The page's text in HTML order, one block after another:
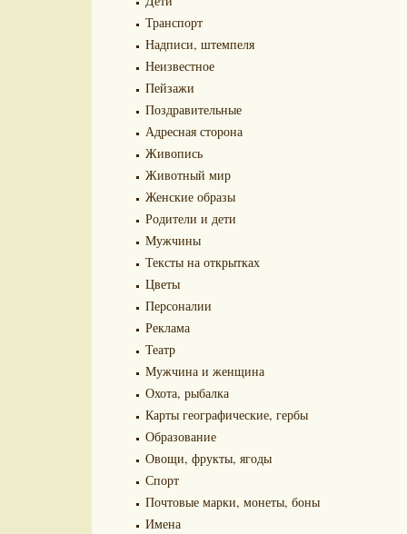
Транспорт
Надписи, штемпеля
Неизвестное
Пейзажи
Поздравительные
Адресная сторона
Живопись
Животный мир
Женские образы
Родители и дети
Мужчины
Тексты на открытках
Цветы
Персоналии
Реклама
Театр
Мужчина и женщина
Охота, рыбалка
Карты географические, гербы
Образование
Овощи, фрукты, ягоды
Спорт
Почтовые марки, монеты, боны
Имена